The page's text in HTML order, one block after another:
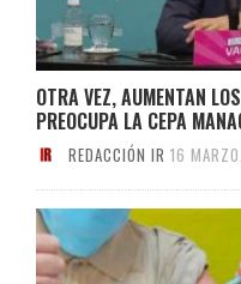
OTRA VEZ, AUMENTAN
PREOCUPA LA CEPA
REDACCIÓN IR 16